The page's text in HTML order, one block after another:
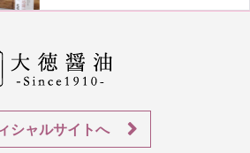
シャルサイトへ